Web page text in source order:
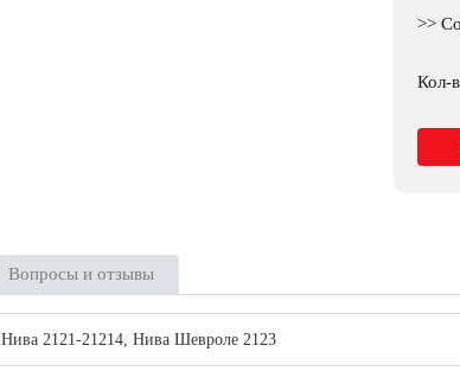
>>
Кол-
Вопросы и отзывы
Нива 2121-21214, Нива Шевроле 2123